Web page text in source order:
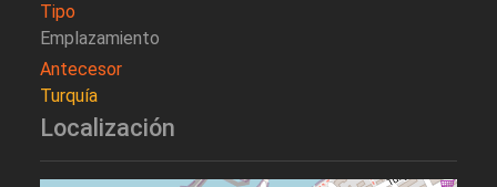
Tipo
Emplazamiento
Antecesor
Turquía
Localización